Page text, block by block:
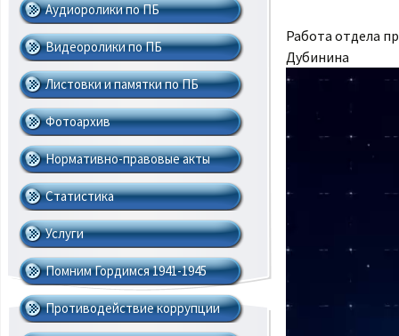
Работа отдела
Дубинина
Use Left/
Аудиоролики по ПБ
Видеоролики по ПБ
Листовки и памятки по ПБ
Фотоархив
Нормативно-правовые акты
Cтатистика
Услуги
Помним Гордимся 1941-1945
Противодействие коррупции